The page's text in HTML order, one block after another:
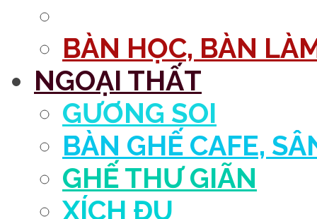
BÀN HỌC, BÀN
NGOẠI THẤT
GƯƠNG SOI
BÀN GHẾ CAFE,
GHẾ THƯ GIÃN
XÍCH ĐU